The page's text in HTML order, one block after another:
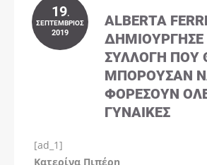
19.
ΣΕΠΤΈΜΒΡΙΟΣ
2019
ALBERTA
ΔΗΜΙΟΎΡΓΗΣΕ
ΣΥΛΛΟΓΉ ΠΟΥ
ΜΠΟΡΟΎΣΑΝ
ΦΟΡΈΣΟΥΝ
ΓΥΝΑΊΚΕΣ
[ad_1]
Kατερίνα Πιπέρη